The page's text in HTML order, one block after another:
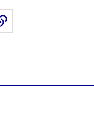
par email